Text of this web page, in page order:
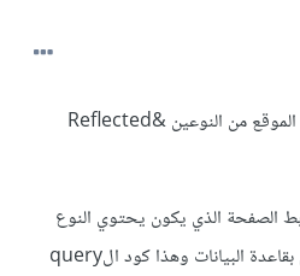
اختي القديرة انا عامل الثغرة في الموقع من النوعين Reflected&
الصفحة الذي يكون يحتوي النوع
Reflected وهذا النوع لايخزن بقاعدة البيانات وهذا كود الquery